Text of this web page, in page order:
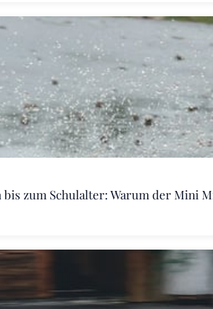
bis zum Schulalter: Warum der Mini